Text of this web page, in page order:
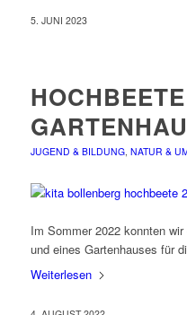
5. JUNI 2023
JUGEND & BILDUNG, NATUR &
Im Sommer 2022 konnten
und eines Gartenhauses für
Weiterlesen